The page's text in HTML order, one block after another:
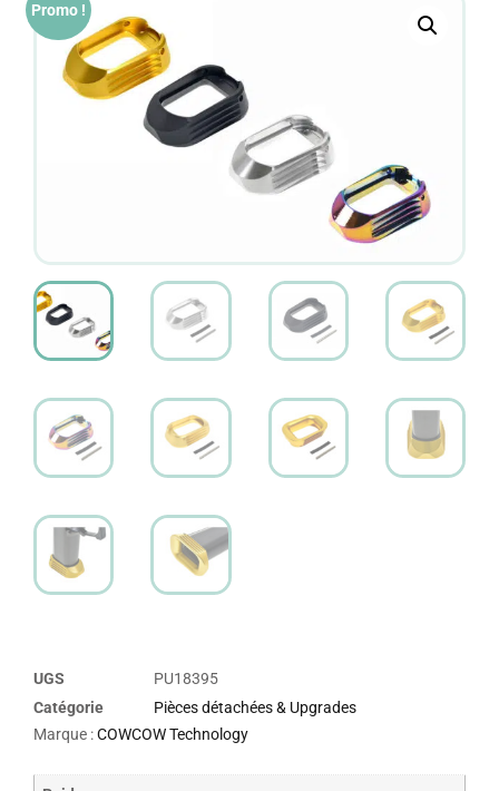
Promo !
UGS
PU18395
Catégorie
Pièces détachées & Upgrades
Marque :COWCOW Technology